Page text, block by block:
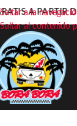
Saltar a la
Saltar al contenido
A PARTIR